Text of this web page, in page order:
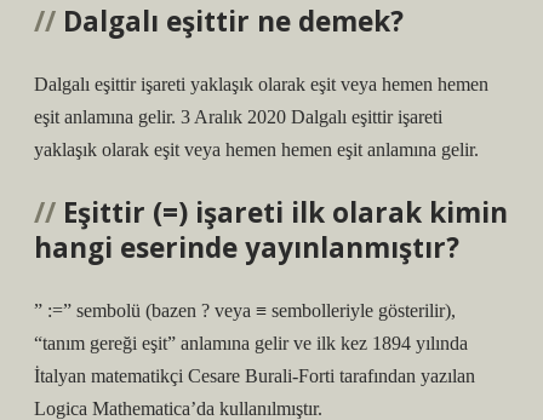
Dalgalı eşittir ne demek?
Dalgalı eşittir işareti yaklaşık olarak eşit veya hemen hemen
eşit anlamına gelir. 3 Aralık 2020 Dalgalı eşittir işareti
yaklaşık olarak eşit veya hemen hemen eşit anlamına gelir.
Eşittir (=) işareti ilk olarak kimin
hangi eserinde yayınlanmıştır?
” :=” sembolü (bazen ? veya ≡ sembolleriyle gösterilir),
“tanım gereği eşit” anlamına gelir ve ilk kez 1894 yılında
İtalyan matematikçi Cesare Burali-Forti tarafından yazılan
Logica Mathematica’da kullanılmıştır.